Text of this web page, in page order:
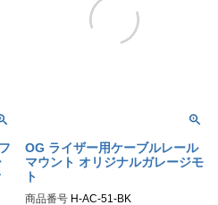
OG ライザー用ケーブルレール
マウント オリジナルガレージモ
ト
商品番号 H-AC-51-BK